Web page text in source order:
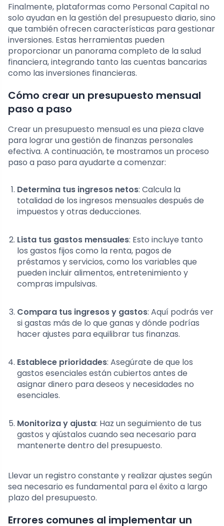
Finalmente, plataformas como Personal Capital no
solo ayudan en la gestión del presupuesto diario, sino
que también ofrecen características para gestionar
inversiones. Estas herramientas pueden
proporcionar un panorama completo de la salud
financiera, integrando tanto las cuentas bancarias
como las inversiones financieras.
Cómo crear un presupuesto mensual
paso a paso
Crear un presupuesto mensual es una pieza clave
para lograr una gestión de finanzas personales
efectiva. A continuación, te mostramos un proceso
paso a paso para ayudarte a comenzar:
Determina tus ingresos netos: Calcula la
totalidad de los ingresos mensuales después de
impuestos y otras deducciones.
Lista tus gastos mensuales: Esto incluye tanto
los gastos fijos como la renta, pagos de
préstamos y servicios, como los variables que
pueden incluir alimentos, entretenimiento y
compras impulsivas.
Compara tus ingresos y gastos: Aquí podrás ver
si gastas más de lo que ganas y dónde podrías
hacer ajustes para equilibrar tus finanzas.
Establece prioridades: Asegúrate de que los
gastos esenciales están cubiertos antes de
asignar dinero para deseos y necesidades no
esenciales.
Monitoriza y ajusta: Haz un seguimiento de tus
gastos y ajústalos cuando sea necesario para
mantenerte dentro del presupuesto.
Llevar un registro constante y realizar ajustes según
sea necesario es fundamental para el éxito a largo
plazo del presupuesto.
Errores comunes al implementar un